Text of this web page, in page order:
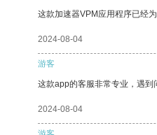
这款加速器VPM应用程序已经
2024-08-04
游客
这款app的客服非常专业，遇
2024-08-04